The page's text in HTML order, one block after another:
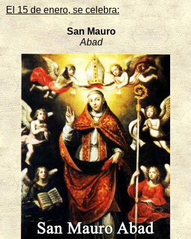
El 15 de enero, se celebra:
San Mauro
Abad